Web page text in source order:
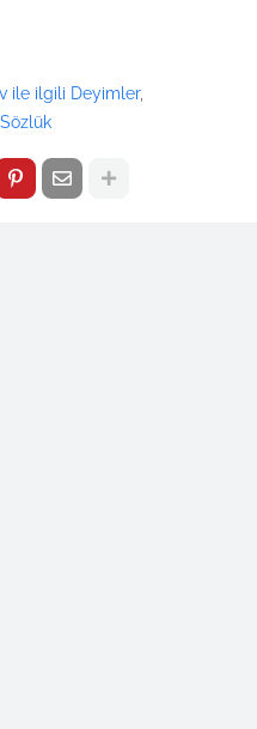
ile ilgili Deyimler